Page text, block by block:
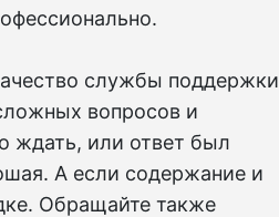
службы поддержки
вопросов и
ждать, или ответ был
А если содержание и
Обращайте также